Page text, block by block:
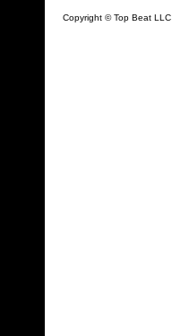
Copyright © Top Beat LLC